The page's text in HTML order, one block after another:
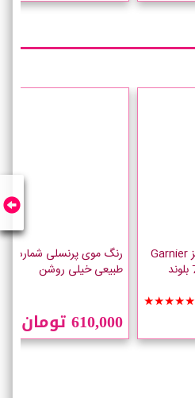
رنگ موی گارنیه کالر نچرالز Garnier
★★★★★
طبیعی خیلی روشن
610,000 تومان